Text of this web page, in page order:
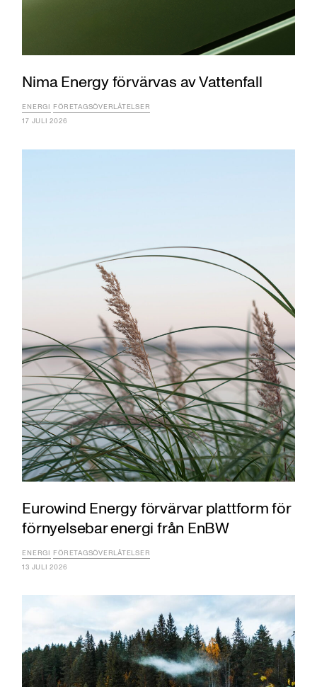
Nima Energy förvärvas av Vattenfall
ENERGI FÖRETAGSÖVERLÅTELSER
17 JULI 2026
Eurowind Energy förvärvar plattform för
förnyelsebar energi från EnBW
ENERGI FÖRETAGSÖVERLÅTELSER
13 JULI 2026